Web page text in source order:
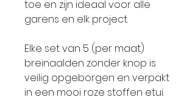
toe en zijn ideaal voor alle
garens en elk project.
Elke set van 5 (per maat)
breinaalden zonder knop is
veilig opgeborgen en verpakt
in een mooi roze stoffen etui.